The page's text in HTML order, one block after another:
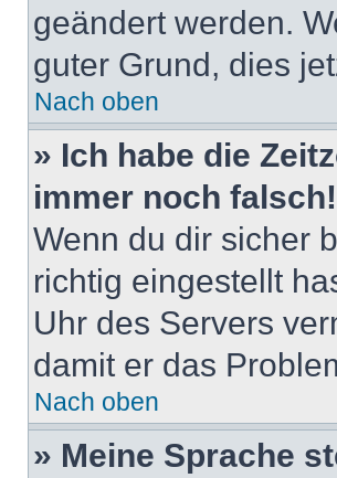
geändert werden.
guter Grund, dies
Nach oben
» Ich habe die
immer noch falsch!
Wenn du dir sicher
richtig eingestellt
Uhr des Servers
damit er das
Nach oben
» Meine Sprache